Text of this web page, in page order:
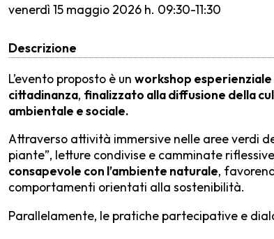
venerdì 15 maggio 2026 h. 09:30-11:30
Descrizione
L’evento proposto è un workshop
cittadinanza, finalizzato alla diffusione della
ambientale e sociale.
Attraverso attività immersive nelle aree verdi
piante”, letture condivise e camminate
consapevole con l’ambiente naturale,
comportamenti orientati alla sostenibilità.
Parallelamente, le pratiche partecipative e